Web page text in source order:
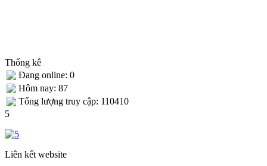
Thống kê
Đang online: 0
Hôm nay: 87
Tống lượng truy cập: 110410
5
Liên kết website